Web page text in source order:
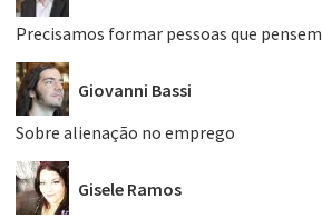
Precisamos formar pessoas que pensem
Giovanni Bassi
Sobre alienação no emprego
Gisele Ramos